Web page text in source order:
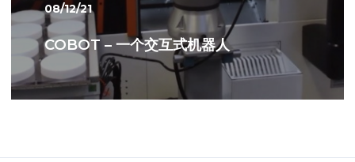
08/12/21
COBOT – 一个交互式机器人